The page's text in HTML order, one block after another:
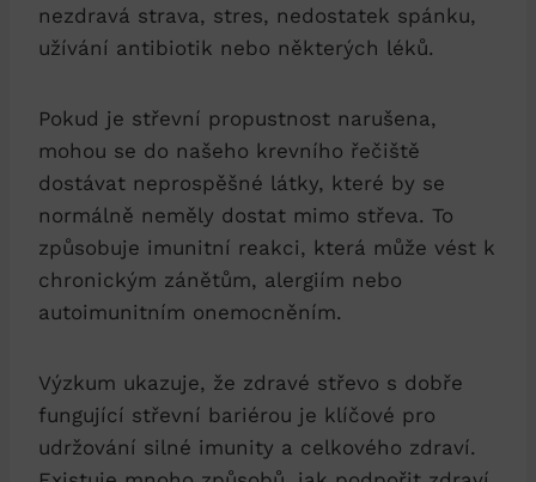
nezdravá strava, stres, nedostatek spánku,
užívání antibiotik nebo některých léků.
Pokud je střevní propustnost narušena,
mohou se do našeho krevního řečiště
dostávat neprospěšné látky, které by se
normálně neměly dostat mimo střeva. To
způsobuje imunitní reakci, která může vést k
chronickým zánětům, alergiím nebo
autoimunitním onemocněním.
Výzkum ukazuje, že zdravé střevo s dobře
fungující střevní bariérou je klíčové pro
udržování silné imunity a celkového zdraví.